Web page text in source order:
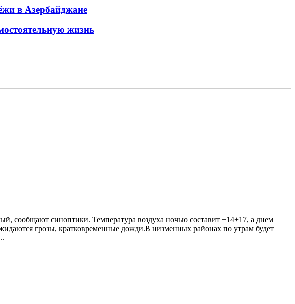
в Азербайджане
жизнь
сообщают синоптики. Температура воздуха ночью составит +14+17, а днем
грозы, кратковременные дожди.В низменных районах по утрам будет